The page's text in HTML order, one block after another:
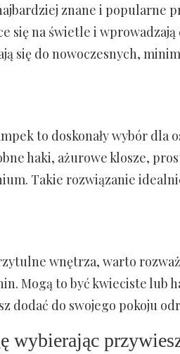
znane i popularne
się na świetle i
się do nowoczesnych,
to doskonały wybór dla
haki, ażurowe klosze,
Takie rozwiązanie
wnętrza, warto
Mogą to być kwieciste lub
dodać do swojego pokoju
wybierając